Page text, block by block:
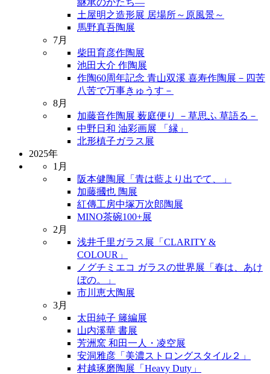
土屋明之造形展 居場所～原風景～
馬野真吾陶展
7月
柴田育彦作陶展
池田大介 作陶展
作陶60周年記念 青山双溪 喜寿作陶展－四苦
八苦で万事きゅうす－
8月
加藤音作陶展 薮庭便り －草思ふ 草語る－
中野日和 油彩画展 「縁」
北形槙子ガラス展
2025年
1月
阪本健陶展「青は藍より出でて、」
加藤摑也 陶展
紅傳工房中塚万次郎陶展
MINO茶碗100+展
2月
浅井千里ガラス展「CLARITY &
COLOUR」
ノグチミエコ ガラスの世界展「春は、あけ
ぼの。」
市川恵大陶展
3月
太田純子 籐編展
山内溪華 書展
芳洲窯 和田一人・凌空展
安洞雅彦「美濃ストロングスタイル２」
村越琢磨陶展「Heavy Duty」